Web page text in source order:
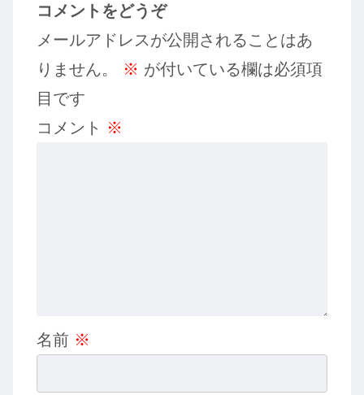
コメントをどうぞ
メールアドレスが公開されることはあ
りません。
※ が付いている欄は必須項
目です
コメント ※
名前 ※